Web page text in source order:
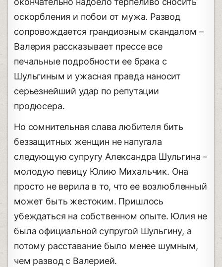
оскорбления и побои от мужа. Развод
сопровождается грандиозным скандалом –
Валерия рассказывает прессе все
печальные подробности ее брака с
Шульгиным и ужасная правда наносит
серьезнейший удар по репутации
продюсера.
Но сомнительная слава любителя бить
беззащитных женщин не напугала
следующую супругу Александра Шульгина –
молодую певицу Юлию Михальчик. Она
просто не верила в то, что ее возлюбленный
может быть жестоким. Пришлось
убеждаться на собственном опыте. Юлия не
была официальной супругой Шульгину, а
потому расставание было менее шумным,
чем развод с Валерией.